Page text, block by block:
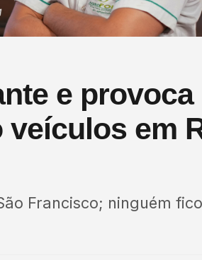
e provoca
em
Francisco; ninguém